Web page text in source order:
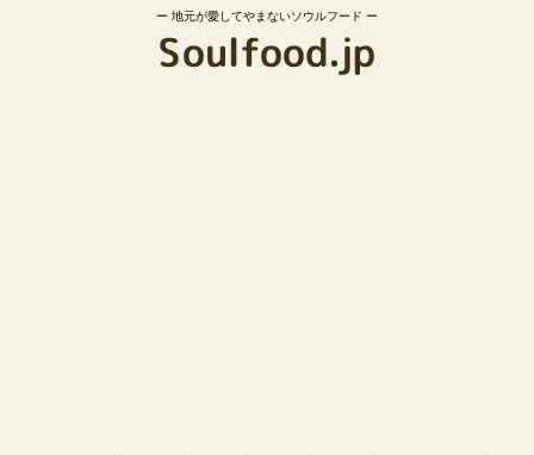
地元が愛してやまないソウルフード